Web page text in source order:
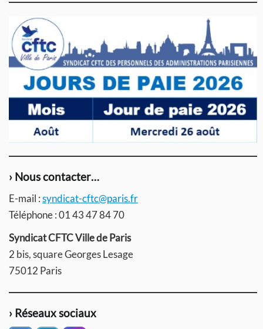
› Nous contacter…
E-mail :syndicat-cftc@paris.fr
Téléphone : 01 43 47 84 70
Syndicat CFTC Ville de Paris
2 bis, square Georges Lesage
75012 Paris
› Réseaux sociaux